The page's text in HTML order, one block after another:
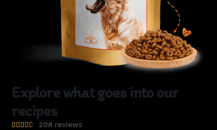
Explore what goes into our
recipes
     208 reviews